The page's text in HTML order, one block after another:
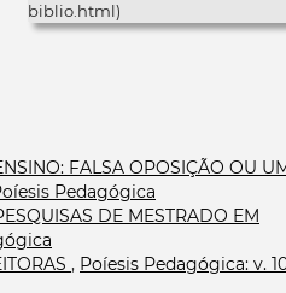
biblio.html)
FALSA OPOSIÇÃO OU
Pedagógica
DE MESTRADO EM
, Poíesis Pedagógica: v.